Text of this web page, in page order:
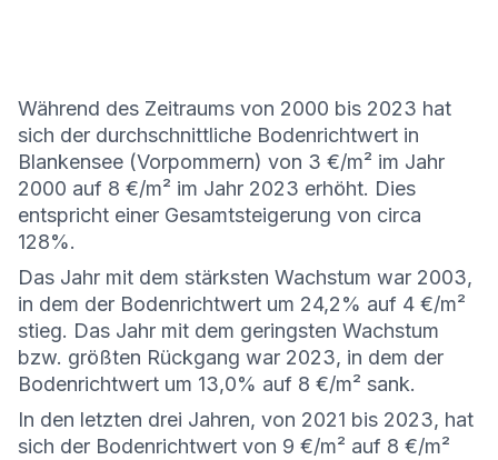
Während des Zeitraums von 2000 bis 2023 hat
sich der durchschnittliche Bodenrichtwert in
Blankensee (Vorpommern) von 3 €/m² im Jahr
2000 auf 8 €/m² im Jahr 2023 erhöht. Dies
entspricht einer Gesamtsteigerung von circa
128%.
Das Jahr mit dem stärksten Wachstum war 2003,
in dem der Bodenrichtwert um 24,2% auf 4 €/m²
stieg. Das Jahr mit dem geringsten Wachstum
bzw. größten Rückgang war 2023, in dem der
Bodenrichtwert um 13,0% auf 8 €/m² sank.
In den letzten drei Jahren, von 2021 bis 2023, hat
sich der Bodenrichtwert von 9 €/m² auf 8 €/m²